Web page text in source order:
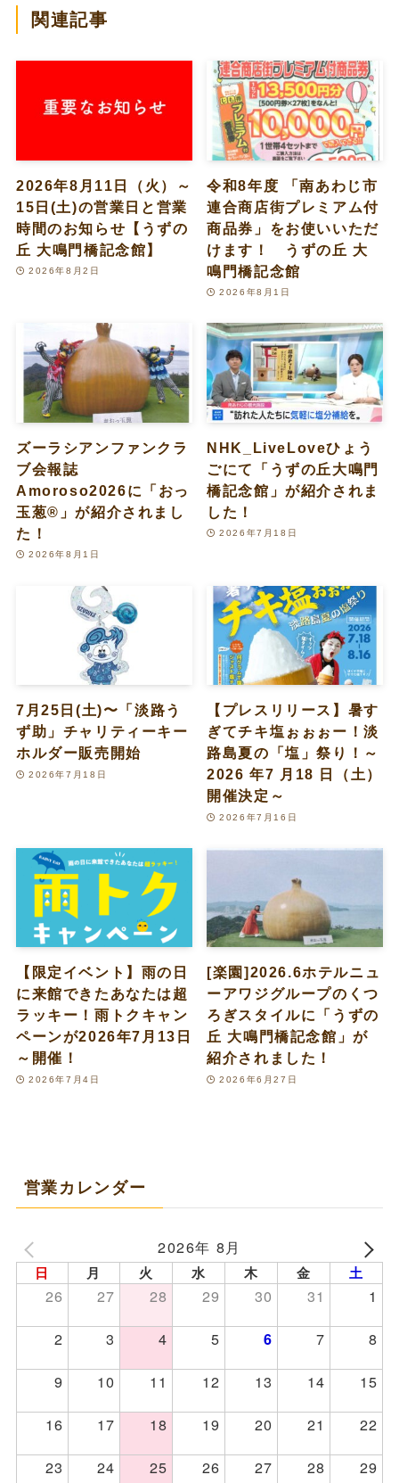
関連記事
2026年8月11日（火）～
15日(土)の営業日と営業
時間のお知らせ【うずの
丘 大鳴門橋記念館】
2026年8月2日
令和8年度 「南あわじ市
連合商店街プレミアム付
商品券」をお使いいただ
けます！ うずの丘 大
鳴門橋記念館
2026年8月1日
ズーラシアンファンクラ
ブ会報誌
Amoroso2026に「おっ
玉葱®︎」が紹介されまし
た！
2026年8月1日
NHK_LiveLoveひょう
ごにて「うずの丘大鳴門
橋記念館」が紹介されま
した！
2026年7月18日
7月25日(土)〜「淡路う
ず助」チャリティーキー
ホルダー販売開始
2026年7月18日
【プレスリリース】暑す
ぎてチキ塩ぉぉぉー！淡
路島夏の「塩」祭り！～
2026 年7 月18 日（土）
開催決定～
2026年7月16日
【限定イベント】雨の日
に来館できたあなたは超
ラッキー！雨トクキャン
ペーンが2026年7月13日
～開催！
2026年7月4日
[楽園]2026.6ホテルニュ
ーアワジグループのくつ
ろぎスタイルに「うずの
丘 大鳴門橋記念館」が
紹介されました！
2026年6月27日
営業カレンダー
2026年 8月
日 月 火 水 木 金 土
26 27 28 29 30 31
1
2
3 4 5 6 7
8
9
10 11 12 13 14
15
16
17 18 19 20 21
22
23
24 25 26 27 28 29